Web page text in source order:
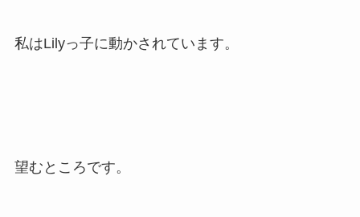
私はLilyっ子に動かされています。
望むところです。